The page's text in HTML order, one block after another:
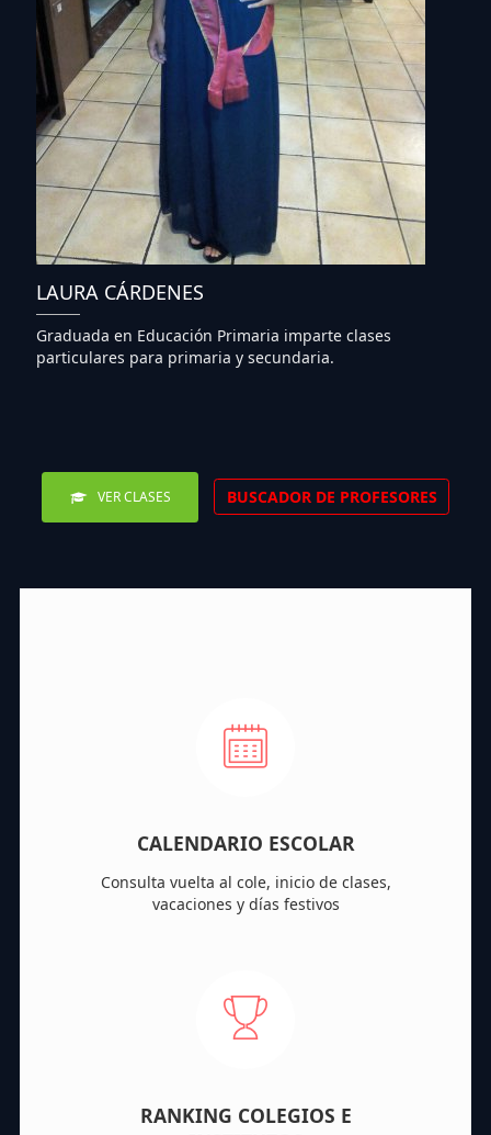
LAURA CÁRDENES
Graduada en Educación Primaria imparte clases
particulares para primaria y secundaria.
VER CLASES BUSCADOR DE PROFESORES
CALENDARIO ESCOLAR
Consulta vuelta al cole, inicio de clases,
vacaciones y días festivos
RANKING COLEGIOS E